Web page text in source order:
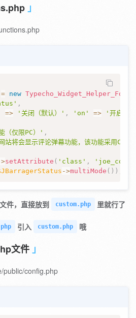
= new
,
=> '关闭（默认）' , 'on' => '开启'
（仅限PC）' ,
站将会显示评论弹幕功能，该功能采用CSS
setAttribute ( 'class' ,
->multiMode ( ) )
文件，直接放到 custom.php 里就行了
引入 custom.php 哦
文件
public/config.php